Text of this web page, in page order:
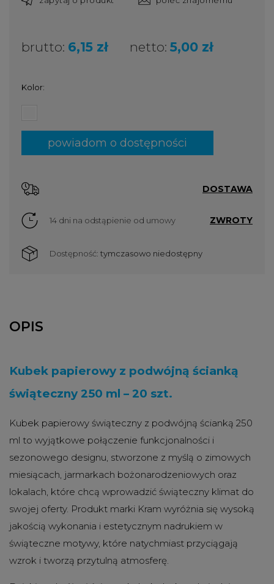
brutto: 6,15 zł netto: 5,00 zł
Kolor:
powiadom o dostępności
DOSTAWA
14 dni na odstąpienie od umowy ZWROTY
Dostępność: tymczasowo niedostępny
OPIS
Kubek papierowy z podwójną ścianką
świąteczny 250 ml – 20 szt.
Kubek papierowy świąteczny z podwójną ścianką 250
ml to wyjątkowe połączenie funkcjonalności i
sezonowego designu, stworzone z myślą o zimowych
miesiącach, jarmarkach bożonarodzeniowych oraz
lokalach, które chcą wprowadzić świąteczny klimat do
swojej oferty. Produkt marki Kram wyróżnia się wysoką
jakością wykonania i estetycznym nadrukiem w
świąteczne motywy, które natychmiast przyciągają
wzrok i tworzą przytulną atmosferę.